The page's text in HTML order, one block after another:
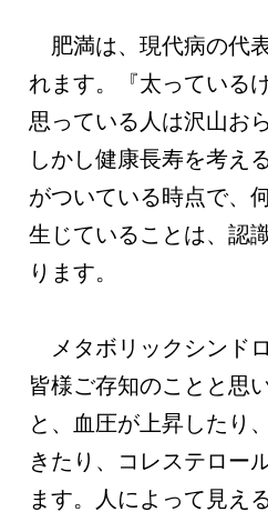
肥満は、現代病の代
れます。『太っている
思っている人は沢山お
しかし健康長寿を考え
がついている時点で、
生じていることは、認
ります。
メタボリックシンド
皆様ご存知のことと思
と、血圧が上昇したり
きたり、コレステロー
ます。人によって見え